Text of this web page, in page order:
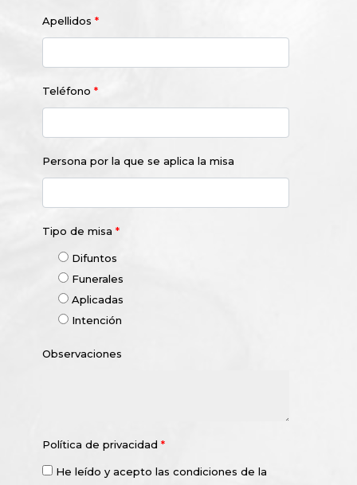
Apellidos *
Teléfono *
Persona por la que se aplica la misa
Tipo de misa *
Difuntos
Funerales
Aplicadas
Intención
Observaciones
Política de privacidad *
He leído y acepto las condiciones de la